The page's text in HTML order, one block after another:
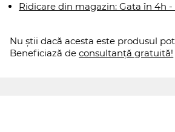
Ridicare din magazin: Gata în 4h -
Nu știi dacă acesta este produsul
Beneficiază de consultanță gratuită!